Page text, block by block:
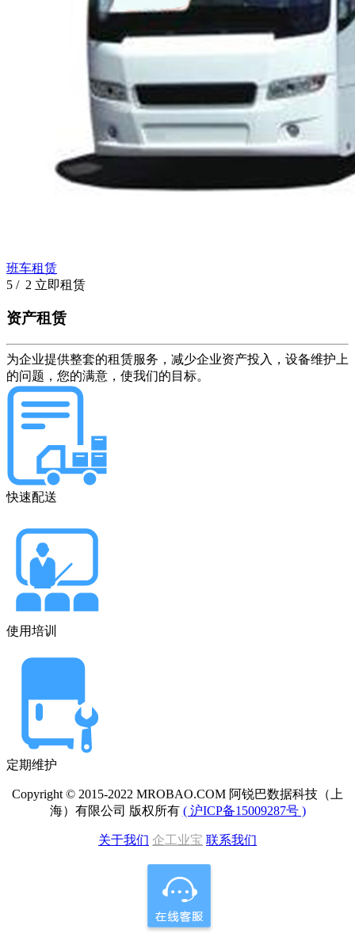
班车租赁
5 / 2 立即租赁
资产租赁
为企业提供整套的租赁服务，减少企业资产投入，设备维护上
的问题，您的满意，使我们的目标。
快速配送
使用培训
定期维护
Copyright © 2015-2022 MROBAO.COM 阿锐巴数据科技（上
海）有限公司 版权所有 ( 沪ICP备15009287号 )
关于我们 企工业宝 联系我们